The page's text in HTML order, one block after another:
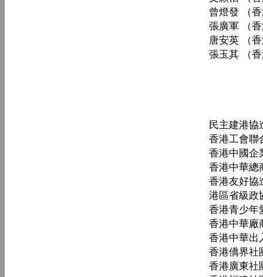
曾燈發 （
張廣軍 （
唐安英 （
張玉其 （
民主建港協
香港工會聯
香港中國企
香港中華總
香港友好協
港區省級政
香港青少年
香港中華廠
香港中華出
香港僑界社
香港廣東社